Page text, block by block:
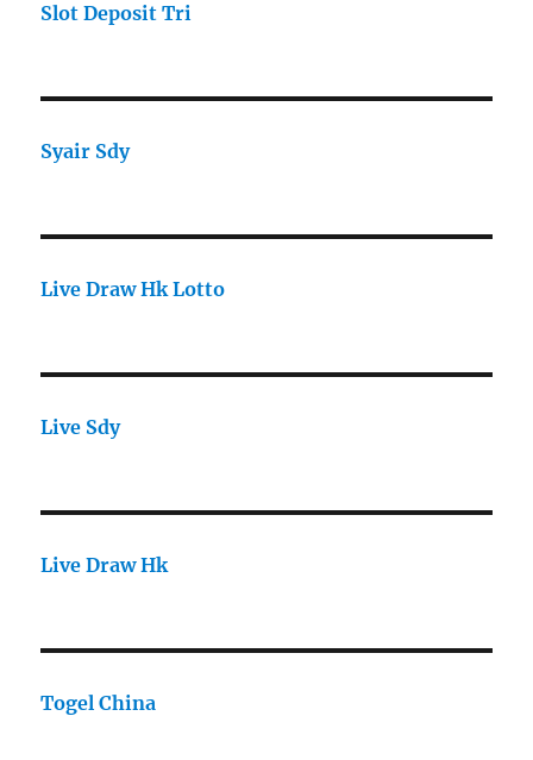
Slot Deposit Tri
Syair Sdy
Live Draw Hk Lotto
Live Sdy
Live Draw Hk
Togel China